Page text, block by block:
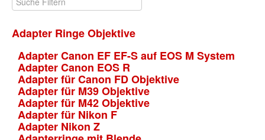
Adapter Ringe Objektive
Adapter Canon EF EF-S auf EOS M System
Adapter Canon EOS R
Adapter für Canon FD Objektive
Adapter für M39 Objektive
Adapter für M42 Objektive
Adapter für Nikon F
Adapter Nikon Z